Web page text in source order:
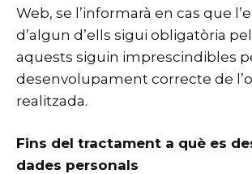
Web, se l’informarà en cas que
d’algun d’ells sigui obligatòria
aquests siguin imprescindibles
desenvolupament correcte de
realitzada.
Fins del tractament a què es
dades personals